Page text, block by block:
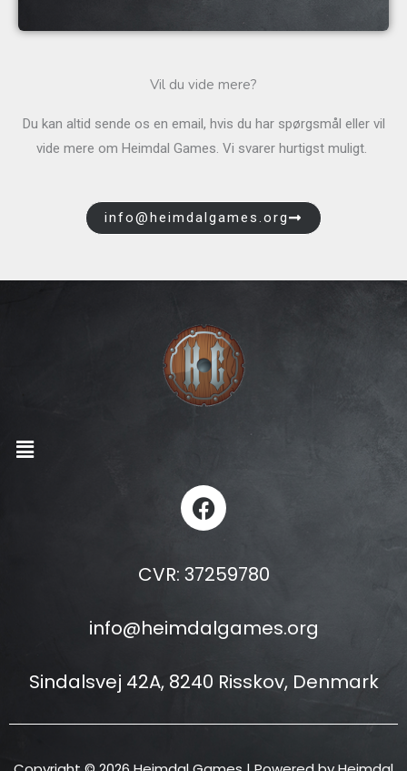
Vil du vide mere?
Du kan altid sende os en email, hvis du har spørgsmål eller vil
vide mere om Heimdal Games. Vi svarer hurtigst muligt.
info@heimdalgames.org
Menu
F
a
c
e
b
o
CVR: 37259780
info@heimdalgames.org
Sindalsvej 42A, 8240 Risskov, Denmark